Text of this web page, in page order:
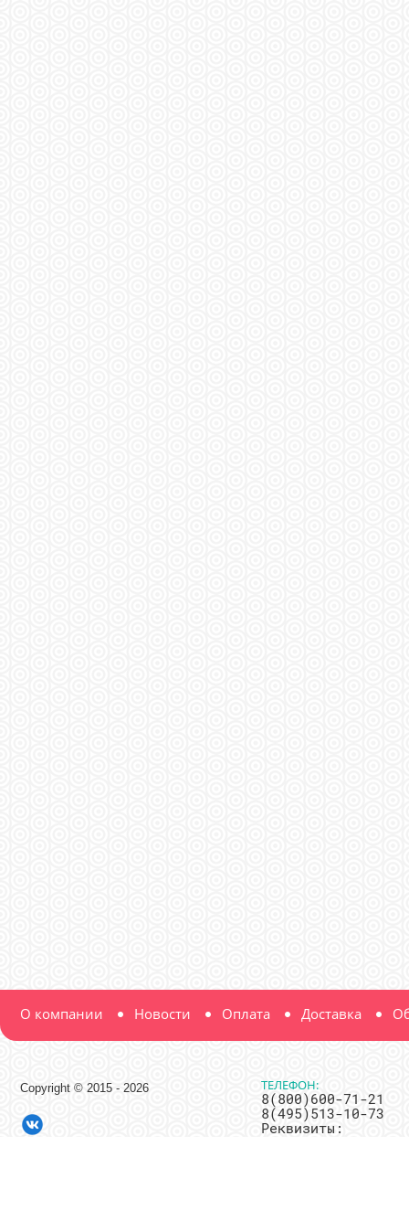
О компании Новости Оплата Доставка
Copyright © 2015 - 2026 ТЕЛЕФОН:
8(800)600-71-21
8(495)513-10-73
Реквизиты: